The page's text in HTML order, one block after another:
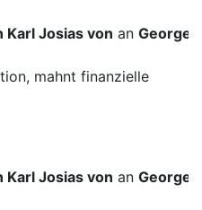
Karl Josias von an George
mahnt finanzielle
Karl Josias von an George